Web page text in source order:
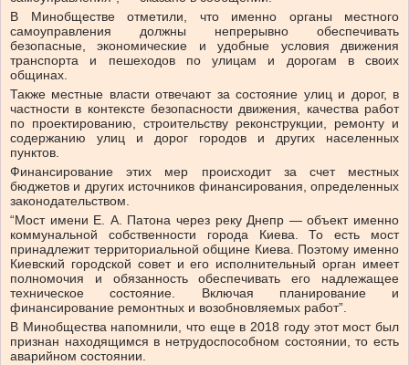
В Минобществе отметили, что именно органы местного
самоуправления должны непрерывно обеспечивать
безопасные, экономические и удобные условия движения
транспорта и пешеходов по улицам и дорогам в своих
общинах.
Также местные власти отвечают за состояние улиц и дорог, в
частности в контексте безопасности движения, качества работ
по проектированию, строительству реконструкции, ремонту и
содержанию улиц и дорог городов и других населенных
пунктов.
Финансирование этих мер происходит за счет местных
бюджетов и других источников финансирования, определенных
законодательством.
“Мост имени Е. А. Патона через реку Днепр — объект именно
коммунальной собственности города Киева. То есть мост
принадлежит территориальной общине Киева. Поэтому именно
Киевский городской совет и его исполнительный орган имеет
полномочия и обязанность обеспечивать его надлежащее
техническое состояние. Включая планирование и
финансирование ремонтных и возобновляемых работ”.
В Минобщества напомнили, что еще в 2018 году этот мост был
признан находящимся в нетрудоспособном состоянии, то есть
аварийном состоянии.